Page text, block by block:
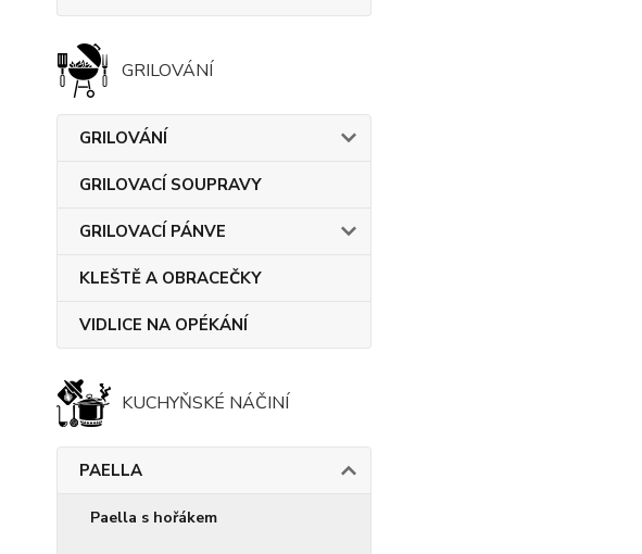
GRILOVÁNÍ
GRILOVÁNÍ
GRILOVACÍ SOUPRAVY
GRILOVACÍ PÁNVE
KLEŠTĚ A OBRACEČKY
VIDLICE NA OPÉKÁNÍ
KUCHYŇSKÉ NÁČINÍ
PAELLA
Paella s hořákem